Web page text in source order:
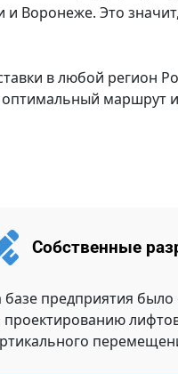
Воронеже. Это
в любой регион
маршрут
Собственные
базе предприятия было
проектированию